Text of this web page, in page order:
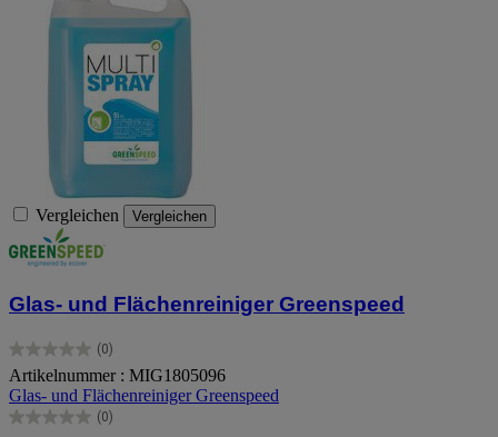
Vergleichen Vergleichen
Glas- und Flächenreiniger Greenspeed
(0)
0.0
von
5
Sternen.
Artikelnummer : MIG1805096
Glas- und Flächenreiniger Greenspeed
(0)
0.0